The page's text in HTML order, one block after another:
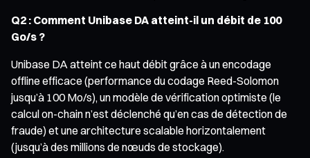
Q2 : Comment Unibase DA atteint-il un débit de 100
Go/s ?
Unibase DA atteint ce haut débit grâce à un encodage
offline efficace (performance du codage Reed-Solomon
jusqu’à 100 Mo/s), un modèle de vérification optimiste (le
calcul on-chain n’est déclenché qu’en cas de détection de
fraude) et une architecture scalable horizontalement
(jusqu’à des millions de nœuds de stockage).